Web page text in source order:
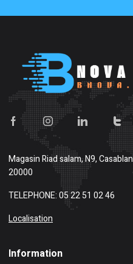
MagasinRiad salam, N9,
20000
TELEPHONE: 05 22 51 02 46
Localisation
Information